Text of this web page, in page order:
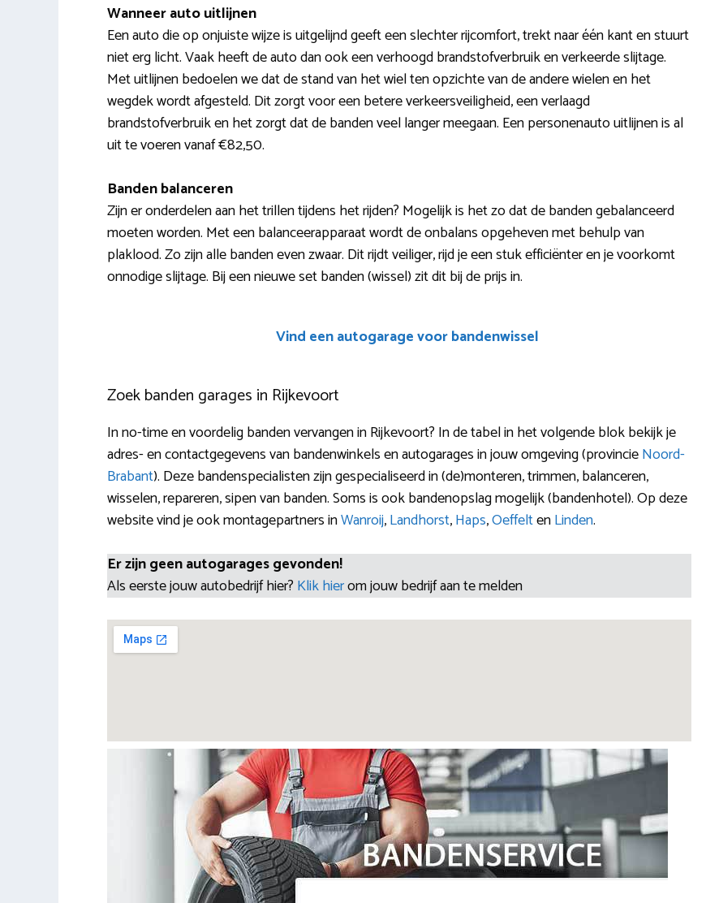
Wanneer auto uitlijnen
Een auto die op onjuiste wijze is uitgelijnd geeft een slechter rijcomfort, trekt naar één kant en stuurt
niet erg licht. Vaak heeft de auto dan ook een verhoogd brandstofverbruik en verkeerde slijtage.
Met uitlijnen bedoelen we dat de stand van het wiel ten opzichte van de andere wielen en het
wegdek wordt afgesteld. Dit zorgt voor een betere verkeersveiligheid, een verlaagd
brandstofverbruik en het zorgt dat de banden veel langer meegaan. Een personenauto uitlijnen is al
uit te voeren vanaf €82,50.
Banden balanceren
Zijn er onderdelen aan het trillen tijdens het rijden? Mogelijk is het zo dat de banden gebalanceerd
moeten worden. Met een balanceerapparaat wordt de onbalans opgeheven met behulp van
plaklood. Zo zijn alle banden even zwaar. Dit rijdt veiliger, rijd je een stuk efficiënter en je voorkomt
onnodige slijtage. Bij een nieuwe set banden (wissel) zit dit bij de prijs in.
Vind een autogarage voor bandenwissel
Zoek banden garages in Rijkevoort
In no-time en voordelig banden vervangen in Rijkevoort? In de tabel in het volgende blok bekijk je
adres- en contactgegevens van bandenwinkels en autogarages in jouw omgeving (provincieNoord-
Brabant). Deze bandenspecialisten zijn gespecialiseerd in (de)monteren, trimmen, balanceren,
wisselen, repareren, sipen van banden. Soms is ook bandenopslag mogelijk (bandenhotel). Op deze
website vind je ook montagepartners inWanroij,Landhorst,Haps,OeffeltenLinden.
Er zijn geen autogarages gevonden!
Als eerste jouw autobedrijf hier? Klik hierom jouw bedrijf aan te melden